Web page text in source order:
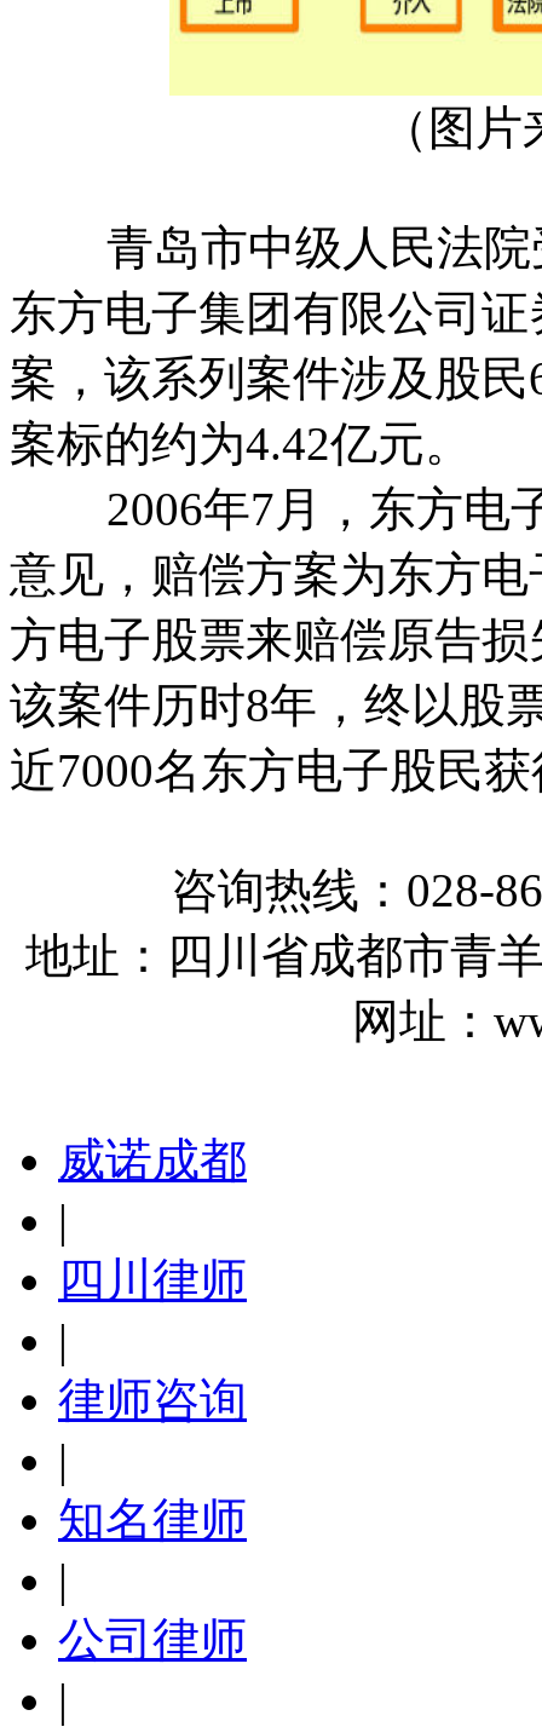
（图
青岛市中级人民法院
东方电子集团有限公司
案，该系列案件涉及股
案标的约为4.42亿元。
2006年7月，东方电
意见，赔偿方案为东方
方电子股票来赔偿原告
该案件历时8年，终以股
近7000名东方电子股民
咨询热线：028-
地址：四川省成都市青
网址：
威诺成都
|
四川律师
|
律师咨询
|
知名律师
|
公司律师
|